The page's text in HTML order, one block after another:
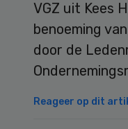
VGZ uit Kees
benoeming
door de
Reageer op dit